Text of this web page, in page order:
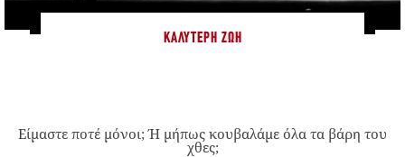
ΚΑΛΎΤΕΡΗ ΖΩΉ
Είμαστε ποτέ μόνοι; Ή μήπως κουβαλάμε όλα τα βάρη του
χθες;